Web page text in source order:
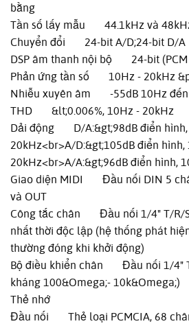
bằng
Tần số lấy mẫu 44.1kHz và
Chuyển đổi 24-bit A/D;24-bit D/A
DSP âm thanh nội bộ 24-bit (PCM
Phản ứng tần số 10Hz - 20kHz
Nhiễu xuyên âm -55dB 10Hz đến
THD &lt;0.006%, 10Hz - 20kHz
Dải động D/A:&gt;98dB điển hình,
20kHz<br>A/D:&gt;105dB điển hình,
20kHz<br>A/A:&gt;96dB điển hình,
Giao diện MIDI Đầu nối DIN 5
và OUT
Công tắc chân Đầu nối 1/4" T/R/S
nhất thời độc lập (hệ thống phát
thường đóng khi khởi động)
Bộ điều khiển chân Đầu nối 1/4"
kháng 100&Omega;- 10k&Omega;)
Thẻ nhớ
Đầu nối Thẻ loại PCMCIA, 68